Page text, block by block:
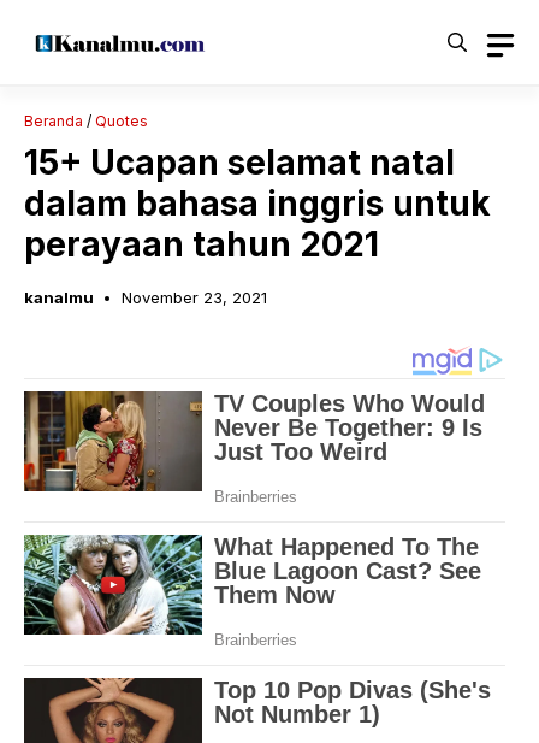
Beranda / Quotes
15+ Ucapan selamat natal
dalam bahasa inggris untuk
perayaan tahun 2021
kanalmu November 23, 2021